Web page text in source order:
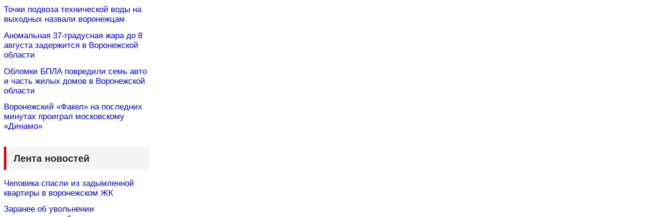
Точки подвоза технической воды на
выходных назвали воронежцам
Аномальная 37-градусная жара до 8
августа задержится в Воронежской
области
Обломки БПЛА повредили семь авто
и часть жилых домов в Воронежской
области
Воронежский «Факел» на последних
минутах проиграл московскому
«Динамо»
Лента новостей
Человека спасли из задымленной
квартиры в воронежском ЖК
Заранее об увольнении